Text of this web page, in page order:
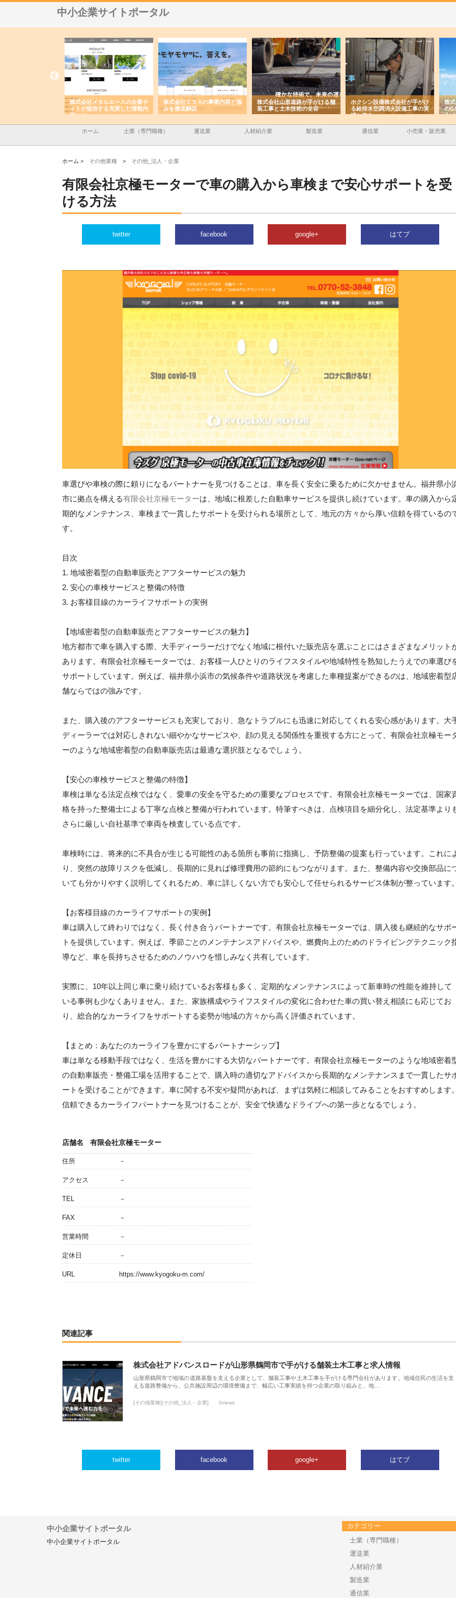
中小企業サイトポータル
株式会社メタルエースの企業サ
イトが提供する充実した情報内
株式会社ＣＳＡの事業内容と強
みを徹底解説
株式会社山形道路が手がける舗
装工事と土木技術の全容
ホクシン設備株式会社が手がけ
る給排水空調消火設備工事の実
績と強み
株式会社東京シー・エム・シー
のGISインフラ管理システム導
入メリット
ホーム 士業（専門職種） 運送業 人材紹介業 製造業 通信業 小売業・販売業
ホーム > その他業種 > その他_法人・企業
有限会社京極モーターで車の購入から車検まで安心サポートを受
ける方法
twitter facebook google+ はてブ
車選びや車検の際に頼りになるパートナーを見つけることは、車を長く安全に乗るために欠かせません。福井県小
市に拠点を構える有限会社京極モーターは、地域に根差した自動車サービスを提供し続けています。車の購入から
期的なメンテナンス、車検まで一貫したサポートを受けられる場所として、地元の方々から厚い信頼を得ているの
す。
目次
1. 地域密着型の自動車販売とアフターサービスの魅力
2. 安心の車検サービスと整備の特徴
3. お客様目線のカーライフサポートの実例
【地域密着型の自動車販売とアフターサービスの魅力】
地方都市で車を購入する際、大手ディーラーだけでなく地域に根付いた販売店を選ぶことにはさまざまなメリット
あります。有限会社京極モーターでは、お客様一人ひとりのライフスタイルや地域特性を熟知したうえでの車選び
サポートしています。例えば、福井県小浜市の気候条件や道路状況を考慮した車種提案ができるのは、地域密着型
舗ならではの強みです。
また、購入後のアフターサービスも充実しており、急なトラブルにも迅速に対応してくれる安心感があります。大
ディーラーでは対応しきれない細やかなサービスや、顔の見える関係性を重視する方にとって、有限会社京極モー
ーのような地域密着型の自動車販売店は最適な選択肢となるでしょう。
【安心の車検サービスと整備の特徴】
車検は単なる法定点検ではなく、愛車の安全を守るための重要なプロセスです。有限会社京極モーターでは、国家
格を持った整備士による丁寧な点検と整備が行われています。特筆すべきは、点検項目を細分化し、法定基準より
さらに厳しい自社基準で車両を検査している点です。
車検時には、将来的に不具合が生じる可能性のある箇所も事前に指摘し、予防整備の提案も行っています。これに
り、突然の故障リスクを低減し、長期的に見れば修理費用の節約にもつながります。また、整備内容や交換部品に
いても分かりやすく説明してくれるため、車に詳しくない方でも安心して任せられるサービス体制が整っています。
【お客様目線のカーライフサポートの実例】
車は購入して終わりではなく、長く付き合うパートナーです。有限会社京極モーターでは、購入後も継続的なサポ
トを提供しています。例えば、季節ごとのメンテナンスアドバイスや、燃費向上のためのドライビングテクニック
導など、車を長持ちさせるためのノウハウを惜しみなく共有しています。
実際に、10年以上同じ車に乗り続けているお客様も多く、定期的なメンテナンスによって新車時の性能を維持して
いる事例も少なくありません。また、家族構成やライフスタイルの変化に合わせた車の買い替え相談にも応じてお
り、総合的なカーライフをサポートする姿勢が地域の方々から高く評価されています。
【まとめ：あなたのカーライフを豊かにするパートナーシップ】
車は単なる移動手段ではなく、生活を豊かにする大切なパートナーです。有限会社京極モーターのような地域密着
の自動車販売・整備工場を活用することで、購入時の適切なアドバイスから長期的なメンテナンスまで一貫したサ
ートを受けることができます。車に関する不安や疑問があれば、まずは気軽に相談してみることをおすすめします。
信頼できるカーライフパートナーを見つけることが、安全で快適なドライブへの第一歩となるでしょう。
店舗名 有限会社京極モーター
住所 －
アクセス －
TEL －
FAX －
営業時間 －
定休日 －
URL https://www.kyogoku-m.com/
関連記事
株式会社アドバンスロードが山形県鶴岡市で手がける舗装土木工事と求人情報
山形県鶴岡市で地域の道路基盤を支える企業として、舗装工事や土木工事を手がける専門会社があります。地域住民の生活を支
える道路整備から、公共施設周辺の環境整備まで、幅広い工事実績を持つ企業の取り組みと、地…
[その他業種][その他_法人・企業] 0views
twitter facebook google+ はてブ
中小企業サイトポータル
中小企業サイトポータル
カテゴリー
士業（専門職種）
運送業
人材紹介業
製造業
通信業